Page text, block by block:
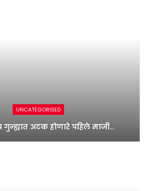
UNCATEGORISED
गुन्ह्यात अटक होणारे पहिले माजी…